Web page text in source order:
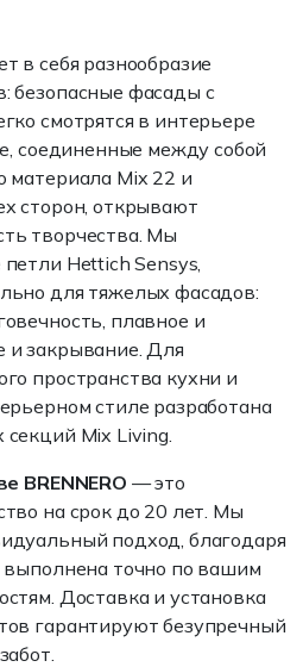
в себя разнообразие
безопасные фасады с
смотрятся в интерьере
соединенные между собой
материала Mix 22 и
сторон, открывают
творчества. Мы
Hettich Sensys,
для тяжелых фасадов:
плавное и
и закрывание. Для
пространства кухни и
стиле разработана
Mix Living.
BRENNERO — это
на срок до 20 лет. Мы
подход, благодаря
точно по вашим
Доставка и установка
гарантируют безупречный